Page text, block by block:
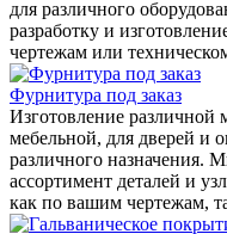
для различного
разработку и
чертежам или
Фурнитура под заказ
Изготовление различной
мебельной, для дверей и
различного назначения.
ассортимент деталей и
как по вашим чертежам,